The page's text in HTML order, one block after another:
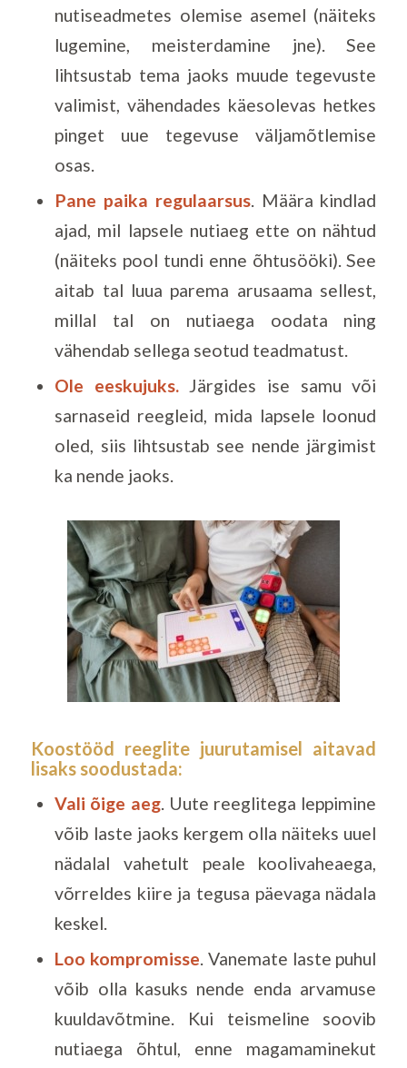
nutiseadmetes olemise asemel (näiteks
lugemine, meisterdamine jne). See
lihtsustab tema jaoks muude tegevuste
valimist, vähendades käesolevas hetkes
pinget uue tegevuse väljamõtlemise
osas.
Pane paika regulaarsus. Määra kindlad
ajad, mil lapsele nutiaeg ette on nähtud
(näiteks pool tundi enne õhtusööki). See
aitab tal luua parema arusaama sellest,
millal tal on nutiaega oodata ning
vähendab sellega seotud teadmatust.
Ole eeskujuks. Järgides ise samu või
sarnaseid reegleid, mida lapsele loonud
oled, siis lihtsustab see nende järgimist
ka nende jaoks.
Koostööd reeglite juurutamisel aitavad
lisaks soodustada:
Vali õige aeg. Uute reeglitega leppimine
võib laste jaoks kergem olla näiteks uuel
nädalal vahetult peale koolivaheaega,
võrreldes kiire ja tegusa päevaga nädala
keskel.
Loo kompromisse. Vanemate laste puhul
võib olla kasuks nende enda arvamuse
kuuldavõtmine. Kui teismeline soovib
nutiaega õhtul, enne magamaminekut